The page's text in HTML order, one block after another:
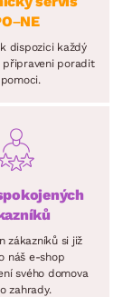
dispozici každý
připraveni poradit
zákazníků si již
náš e-shop
svého domova
zahrady.